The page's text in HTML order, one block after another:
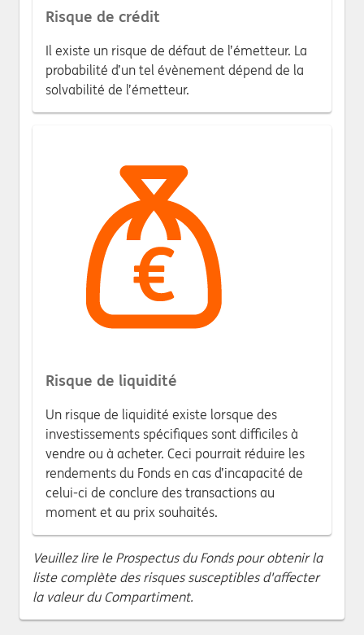
Risque de crédit
Il existe un risque de défaut de l’émetteur. La
probabilité d’un tel évènement dépend de la
solvabilité de l’émetteur.
Risque de liquidité
Un risque de liquidité existe lorsque des
investissements spécifiques sont difficiles à
vendre ou à acheter. Ceci pourrait réduire les
rendements du Fonds en cas d’incapacité de
celui-ci de conclure des transactions au
moment et au prix souhaités.
Veuillez lire le Prospectus du Fonds pour obtenir la
liste complète des risques susceptibles d'affecter
la valeur du Compartiment.